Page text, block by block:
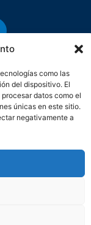
como las
del dispositivo. El
datos como el
únicas en este sitio.
negativamente a
de Empresarios